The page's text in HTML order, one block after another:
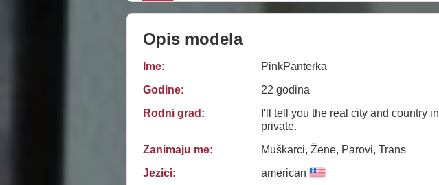
Opis modela
Ime:
PinkPanterka
Godine:
22 godina
Rodni grad:
I'll tell you the real city and country in
private.
Zanimaju me:
Muškarci, Žene, Parovi, Trans
Jezici:
american